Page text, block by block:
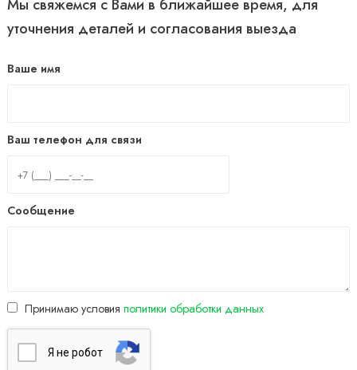
Мы свяжемся с Вами в ближайшее время, для
уточнения деталей и согласования выезда
Ваше имя
Ваш телефон для связи
Сообщение
Принимаю условия политики обработки данных
Я нe poбoт